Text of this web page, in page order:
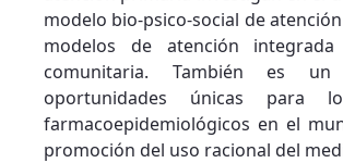
modelo bio-psico-social de
modelos de atención
comunitaria. También es
oportunidades únicas para
farmacoepidemiológicos en el
promoción del uso racional del